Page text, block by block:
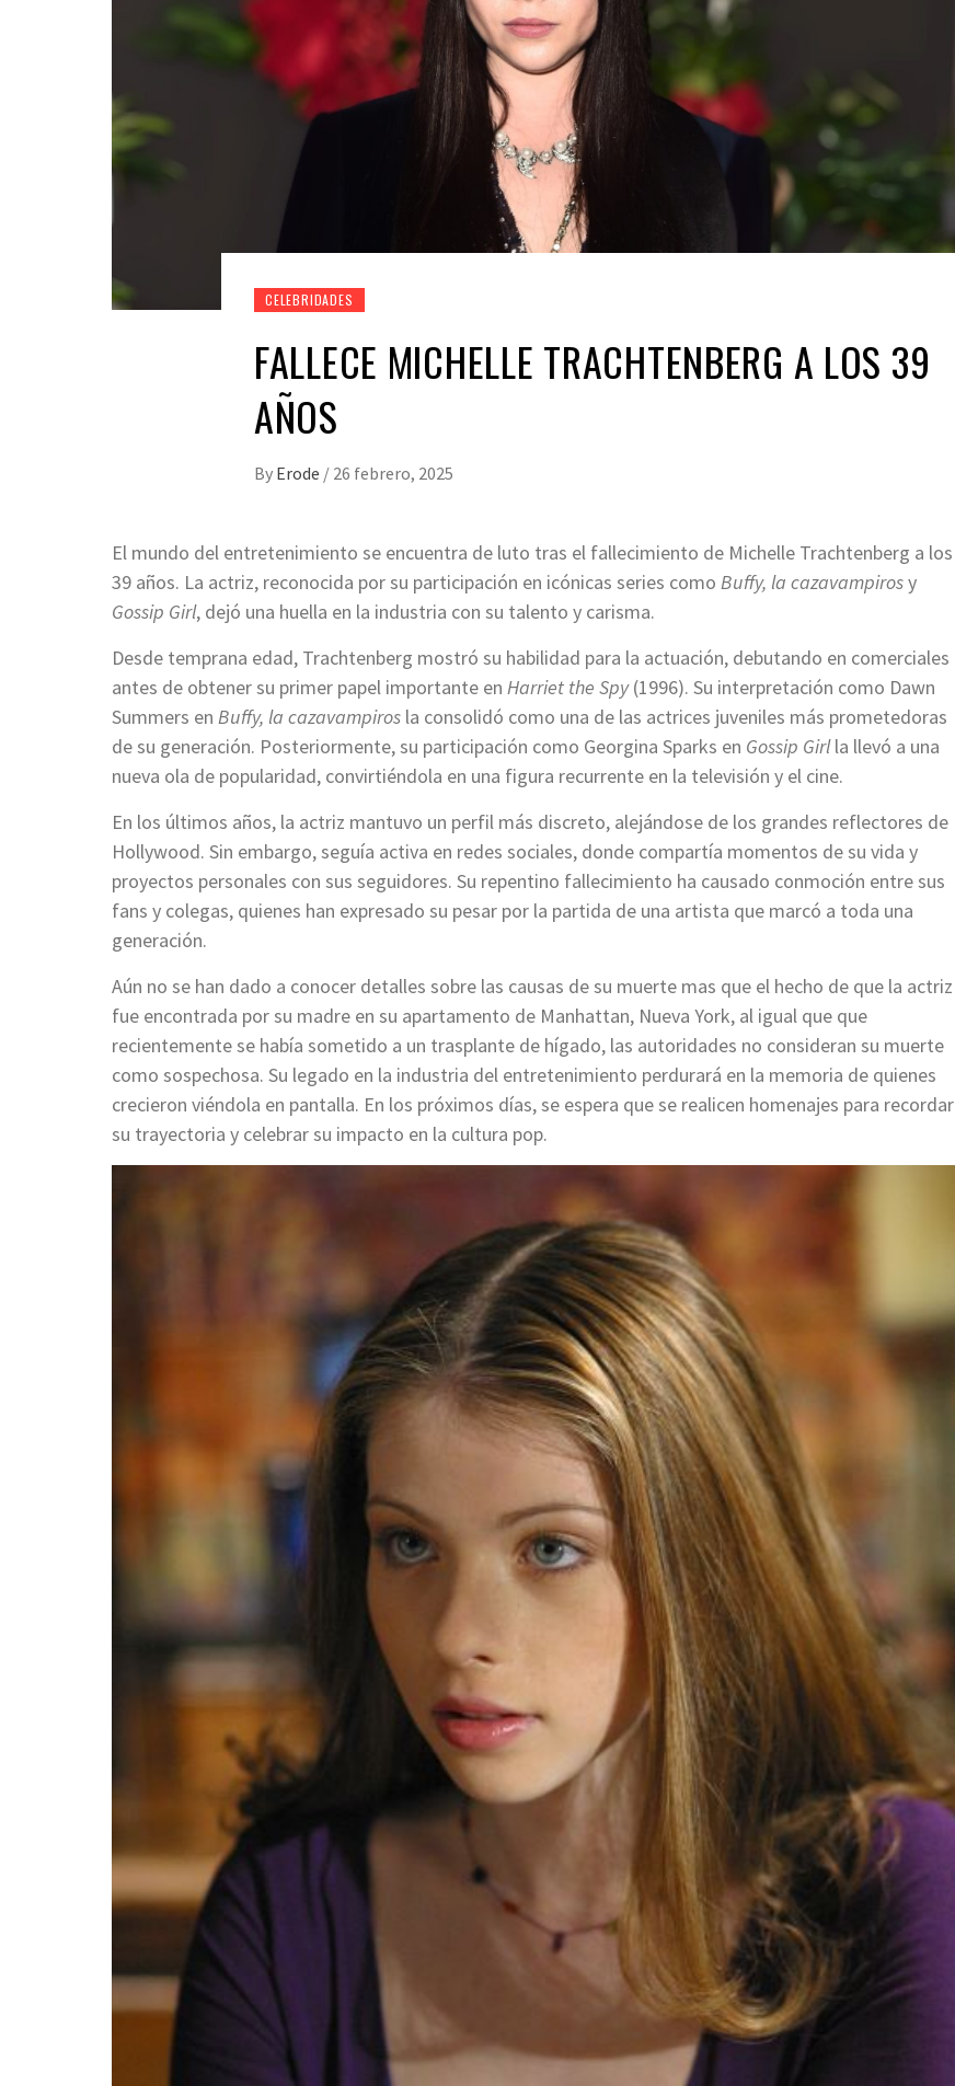
CELEBRIDADES
FALLECE MICHELLE TRACHTENBERG A LOS 39
AÑOS
By Erode / 26 febrero, 2025
El mundo del entretenimiento se encuentra de luto tras el fallecimiento de Michelle Trachtenberg a los
39 años. La actriz, reconocida por su participación en icónicas series como Buffy, la cazavampirosy
Gossip Girl, dejó una huella en la industria con su talento y carisma.
Desde temprana edad, Trachtenberg mostró su habilidad para la actuación, debutando en comerciales
antes de obtener su primer papel importante en Harriet the Spy(1996). Su interpretación como Dawn
Summers en Buffy, la cazavampiros la consolidó como una de las actrices juveniles más prometedoras
de su generación. Posteriormente, su participación como Georgina Sparks en Gossip Girlla llevó a una
nueva ola de popularidad, convirtiéndola en una figura recurrente en la televisión y el cine.
En los últimos años, la actriz mantuvo un perfil más discreto, alejándose de los grandes reflectores de
Hollywood. Sin embargo, seguía activa en redes sociales, donde compartía momentos de su vida y
proyectos personales con sus seguidores. Su repentino fallecimiento ha causado conmoción entre sus
fans y colegas, quienes han expresado su pesar por la partida de una artista que marcó a toda una
generación.
Aún no se han dado a conocer detalles sobre las causas de su muerte mas que el hecho de que la actriz
fue encontrada por su madre en su apartamento de Manhattan, Nueva York, al igual que que
recientemente se había sometido a un trasplante de hígado, las autoridades no consideran su muerte
como sospechosa. Su legado en la industria del entretenimiento perdurará en la memoria de quienes
crecieron viéndola en pantalla. En los próximos días, se espera que se realicen homenajes para recordar
su trayectoria y celebrar su impacto en la cultura pop.